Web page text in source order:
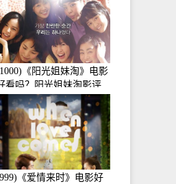
《阳光姐妹淘》电影
看吗？阳光姐妹淘影评
简介
《爱情来时》电影好